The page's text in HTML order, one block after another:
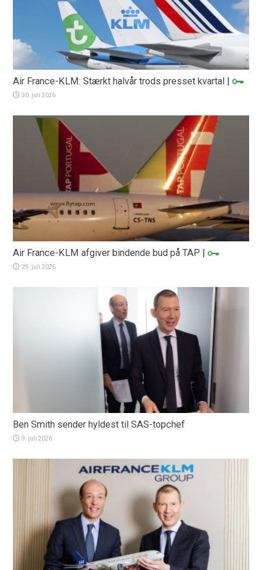
Air France-KLM: Stærkt halvår trods presset kvartal |
30. juli 2026
Air France-KLM afgiver bindende bud på TAP |
29. juli 2026
Ben Smith sender hyldest til SAS-topchef
9. juli 2026